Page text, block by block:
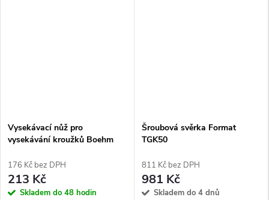
Vysekávací nůž pro
vysekávání kroužků Boehm
176 Kč bez DPH
213 Kč
Skladem do 48 hodin
Šroubová svěrka Format
TGK50
811 Kč bez DPH
981 Kč
Skladem do 4 dnů